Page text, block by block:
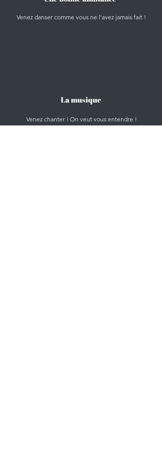
Venez danser comme vous ne l'avez jamais fait !
La musique
Venez chanter ! On veut vous entendre !